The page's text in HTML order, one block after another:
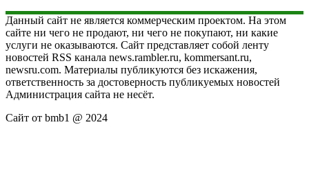
Данный сайт не является коммерческим проектом. На этом
сайте ни чего не продают, ни чего не покупают, ни какие
услуги не оказываются. Сайт представляет собой ленту
новостей RSS канала news.rambler.ru, kommersant.ru,
newsru.com. Материалы публикуются без искажения,
ответственность за достоверность публикуемых новостей
Администрация сайта не несёт.
Сайт от bmb1 @ 2024